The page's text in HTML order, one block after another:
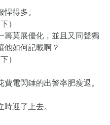
得多。
）
籌莫展優化，並且又同聲獨
他如何記載啊？
）
電閃錘的出警率肥瘦退。
迎了上去。